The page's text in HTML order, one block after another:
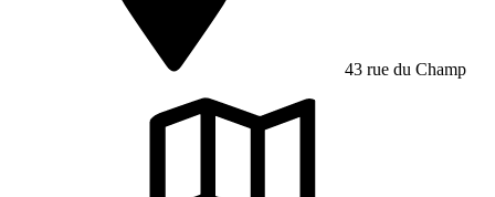
43 rue du Champ